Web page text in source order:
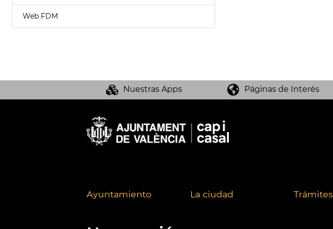
Web FDM
Nuestras Apps Páginas de Interés
Ayuntamiento La ciudad Trámites